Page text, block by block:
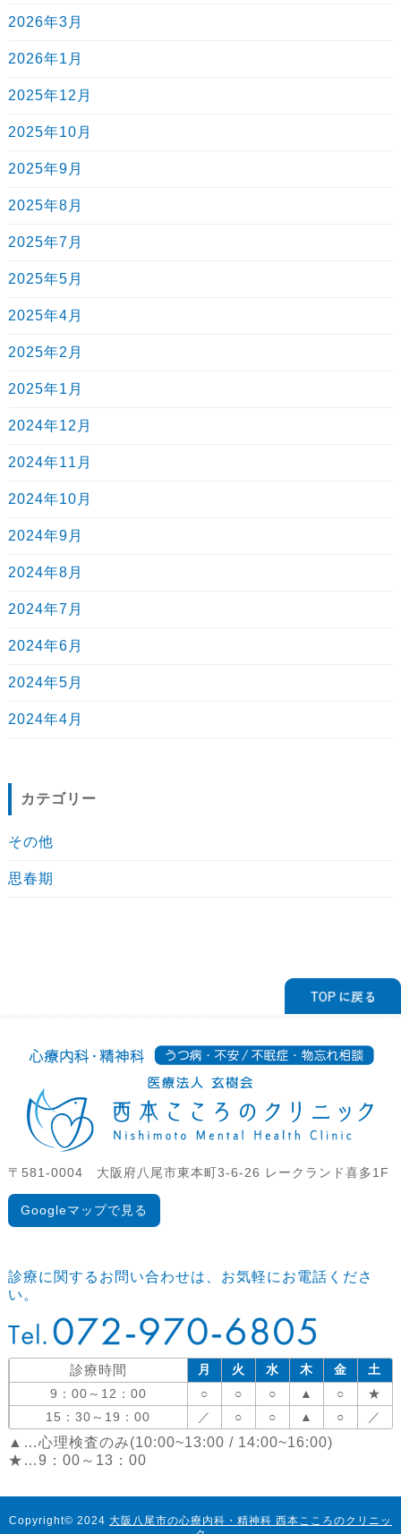
2026年3月
2026年1月
2025年12月
2025年10月
2025年9月
2025年8月
2025年7月
2025年5月
2025年4月
2025年2月
2025年1月
2024年12月
2024年11月
2024年10月
2024年9月
2024年8月
2024年7月
2024年6月
2024年5月
2024年4月
カテゴリー
その他
思春期
〒581-0004 大阪府八尾市東本町3-6-26 レークランド喜多1F
Googleマップで見る
診療に関するお問い合わせは、お気軽にお電話くださ
い。
診療時間 月 火 水 木 金
土
9：00～12：00
○ ○ ○ ▲ ○
★
15：30～19：00
／ ○ ○ ▲ ○ ／
▲…心理検査のみ(10:00~13:00 / 14:00~16:00)
★…9：00～13：00
Copyright© 2024 大阪八尾市の心療内科・精神科 西本こころのクリニッ